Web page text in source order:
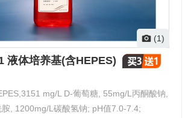
(1)
液体培养基(含HEPES)
mg/L D-葡萄糖, 55mg/L丙酮酸钠,
, 1200mg/L碳酸氢钠; pH值7.0-7.4;